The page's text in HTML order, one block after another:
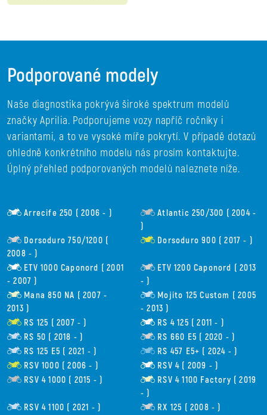
Podporované modely
Naše diagnostika pokrývá široké spektrum modelů
značky Aprilia. Podporujeme vozy napříč ročníky i
variantami, a to ve vysoké míře pokrytí. V případě dotazů
ohledně konkrétního modelu nás prosím kontaktujte.
Úplný přehled podporovaných modelů naleznete níže.
Arrecife 250 ( 2006 - )
Atlantic 250/300 ( 2004 -
)
Dorsoduro 750/1200 (
2008 - )
Dorsoduro 900 ( 2017 - )
ETV 1000 Caponord ( 2001
- 2007 )
ETV 1200 Caponord ( 2013
- )
Mana 850 NA ( 2007 -
2013 )
Mojito 125 Custom ( 2005
- 2013 )
RS 125 ( 2007 - )
RS 4 125 ( 2011 - )
RS 50 ( 2018 - )
RS 660 E5 ( 2020 - )
RS 125 E5 ( 2021 - )
RS 457 E5+ ( 2024 - )
RSV 1000 ( 2006 - )
RSV 4 ( 2009 - )
RSV 4 1000 ( 2015 - )
RSV 4 1100 Factory ( 2019
- )
RSV 4 1100 ( 2021 - )
RX 125 ( 2008 - )